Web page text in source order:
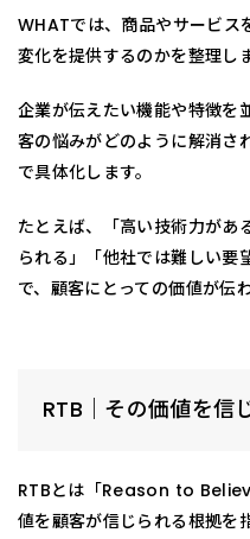
WHATでは、商品やサービス
変化を提供するのかを整理しま
企業が伝えたい機能や特徴を
客の悩みがどのように解消さ
で具体化します。
たとえば、「高い技術力があ
られる」「他社では難しい要
で、顧客にとっての価値が伝
RTB｜その価値を信
RTBとは「Reason to
値を顧客が信じられる根拠を